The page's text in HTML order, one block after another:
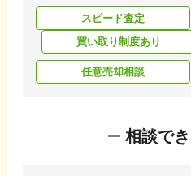
スピード査定
買い取り制度あり
任意売却相談
相談で